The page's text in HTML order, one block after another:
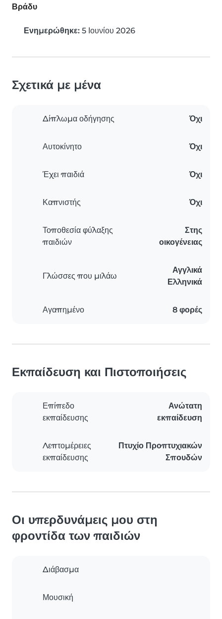
Βράδυ
Ενημερώθηκε: 5 Ιουνίου 2026
Σχετικά με μένα
Δίπλωμα οδήγησης Όχι
Αυτοκίνητο Όχι
Έχει παιδιά Όχι
Καπνιστής Όχι
Τοποθεσία φύλαξης
παιδιών
Στης
οικογένειας
Γλώσσες που μιλάω
Αγγλικά
Ελληνικά
Αγαπημένο 8 φορές
Εκπαίδευση και Πιστοποιήσεις
Επίπεδο
εκπαίδευσης
Ανώτατη
εκπαίδευση
Λεπτομέρειες
εκπαίδευσης
Πτυχίο Προπτυχιακών
Σπουδών
Οι υπερδυνάμεις μου στη
φροντίδα των παιδιών
Διάβασμα
Μουσική